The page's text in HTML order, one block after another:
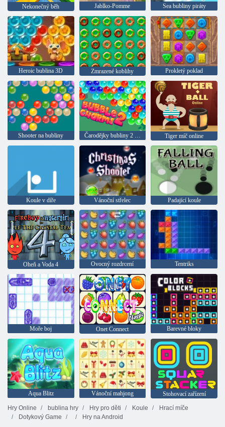
Nekonečný běh Jablko-Pomme Sea bubliny piráty
Heroic bublina 3D Zmrazené koblihy Prokletý poklad
Shooter na bubliny Tiger míč online
Koule v díře Vánoční střelec Padající koule
Oheň a Voda 4 Ovocný rozdrcení Tentriks
Moře boj Onet Connect Barevné bloky
Aqua Blitz Vánoční mahjong
Stohovací zařízení
Hry Online
bublina hry Hry pro děti Koule
Hrací míče
Dotykový Game
Hry na Android